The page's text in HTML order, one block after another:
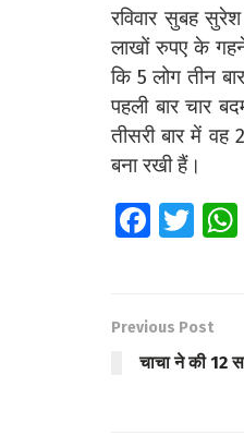
रविवार सुबह
लाखों रुपए के
कि 5 लोग तीन
पहली बार चार
तीसरी बार में
बना रखी हैं।
Fa
o
o
T
er
Previous Post
चाचा ने की 12